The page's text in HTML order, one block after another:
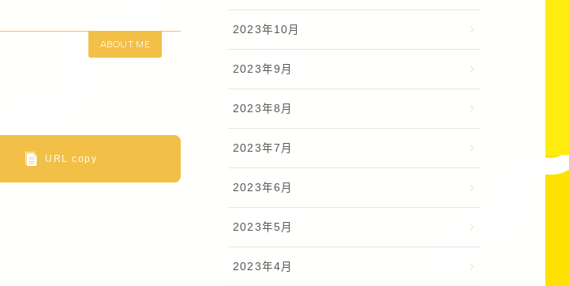
ABOUT ME
URL copy
2023年10月
2023年9月
2023年8月
2023年7月
2023年6月
2023年5月
2023年4月